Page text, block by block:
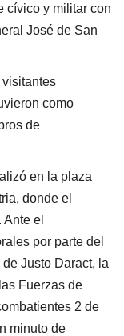
cívico y militar con
José de San
como
de
en la plaza
donde el
el
por parte del
Justo Daract, la
Fuerzas de
2 de
minuto de